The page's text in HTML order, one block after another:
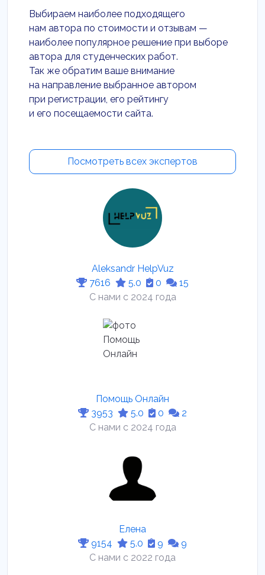
Выбираем наиболее подходящего
нам автора по стоимости и отзывам —
наиболее популярное решение при выборе
автора для студенческих работ.
Так же обратим ваше внимание
на направление выбранное автором
при регистрации, его рейтингу
и его посещаемости сайта.
Посмотреть всех экспертов
Aleksandr HelpVuz
7616
5.0 0
15
С нами с 2024 года
Помощь Онлайн
3953
5.0 0
2
С нами с 2024 года
Елена
9154
5.0 9
9
С нами с 2022 года